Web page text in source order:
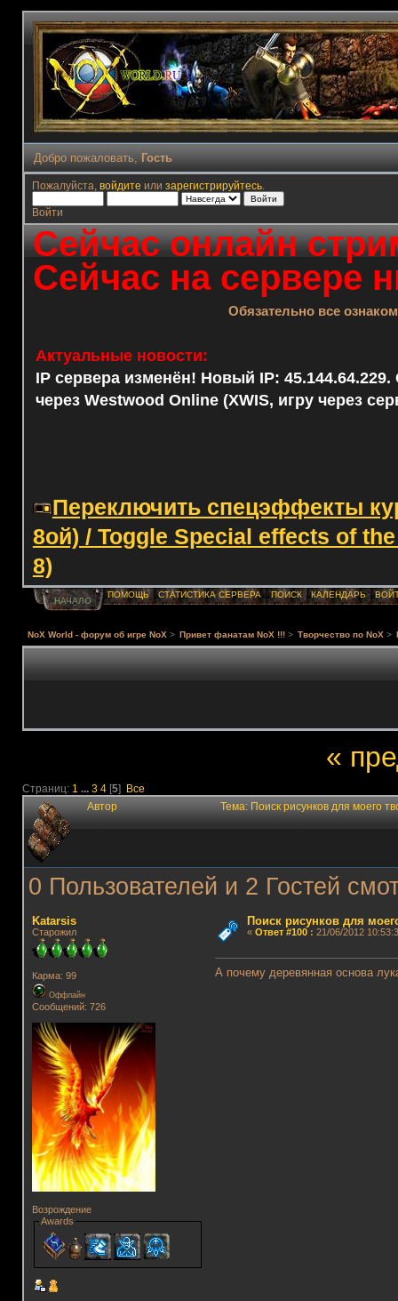
Добро пожаловать, Гость
Пожалуйста, войдите или зарегистрируйтесь.
Войти
Сейчас онлайн
Сейчас на сервере
Обязательно все
Актуальные новости:
IP сервера изменён! Новый IP: 45.144.64.229.
через Westwood Online (XWIS, игру через
Переключить спецэффекты
8ой) / Toggle Special effects of
8)
НАЧАЛО
ПОМОЩЬ СТАТИСТИКА СЕРВЕРА ПОИСК КАЛЕНДАРЬ
NoX World - форум об игре NoX > Привет фанатам NoX !!! > Творчество по NoX >
«
Страниц: 1 ... 3 4[5] Все
Автор Тема: Поиск рисунков для моего
0 Пользователей и 2 Гостей
Katarsis
Старожил
Карма: 99
Оффлайн
Сообщений: 726
Возрождение
Awards
Поиск рисунков для
« Ответ #100: 21/06/2012
А почему деревянная основа